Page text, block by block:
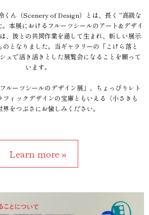
ん（Scenery of Design）とは、長く "高級な
本展におけるフルーツシールのアート&デザイ
、彼との共同作業を通して生まれ、新しい展示
となりました。当ギャラリーの「こけら落と
ュで活き活きとした展覧会になることを願って
います。
ルーツシールのデザイン展」、ちょっぴりレト
フィックデザインの宝庫ともいえる〈小さきも
界をつぶさにお愉しみください。
Learn more »